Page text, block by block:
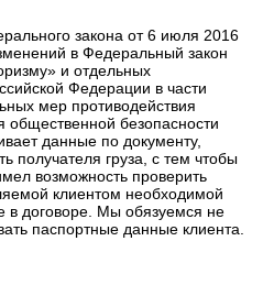
закона от 6 июля 2016
в Федеральный закон
и отдельных
Федерации в части
мер противодействия
общественной безопасности
данные по документу,
получателя груза, с тем чтобы
возможность проверить
клиентом необходимой
в договоре. Мы обязуемся не
паспортные данные клиента.